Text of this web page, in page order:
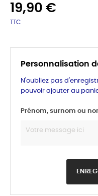
19,90 €
TTC
Personnalisation
N'oubliez pas
pouvoir ajouter au
Prénom, surnom ou